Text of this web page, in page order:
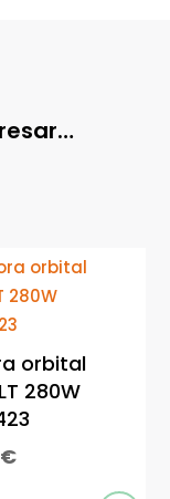
orbital
280W
€